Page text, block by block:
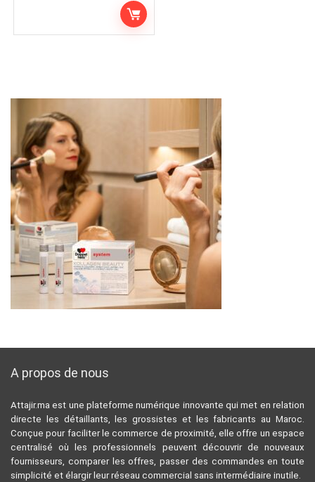
A propos de nous
Attajir.ma est une plateforme numérique innovante qui met en relation
directe les détaillants, les grossistes et les fabricants au Maroc.
Conçue pour faciliter le commerce de proximité, elle offre un espace
centralisé où les professionnels peuvent découvrir de nouveaux
fournisseurs, comparer les offres, passer des commandes en toute
simplicité et élargir leur réseau commercial sans intermédiaire inutile.